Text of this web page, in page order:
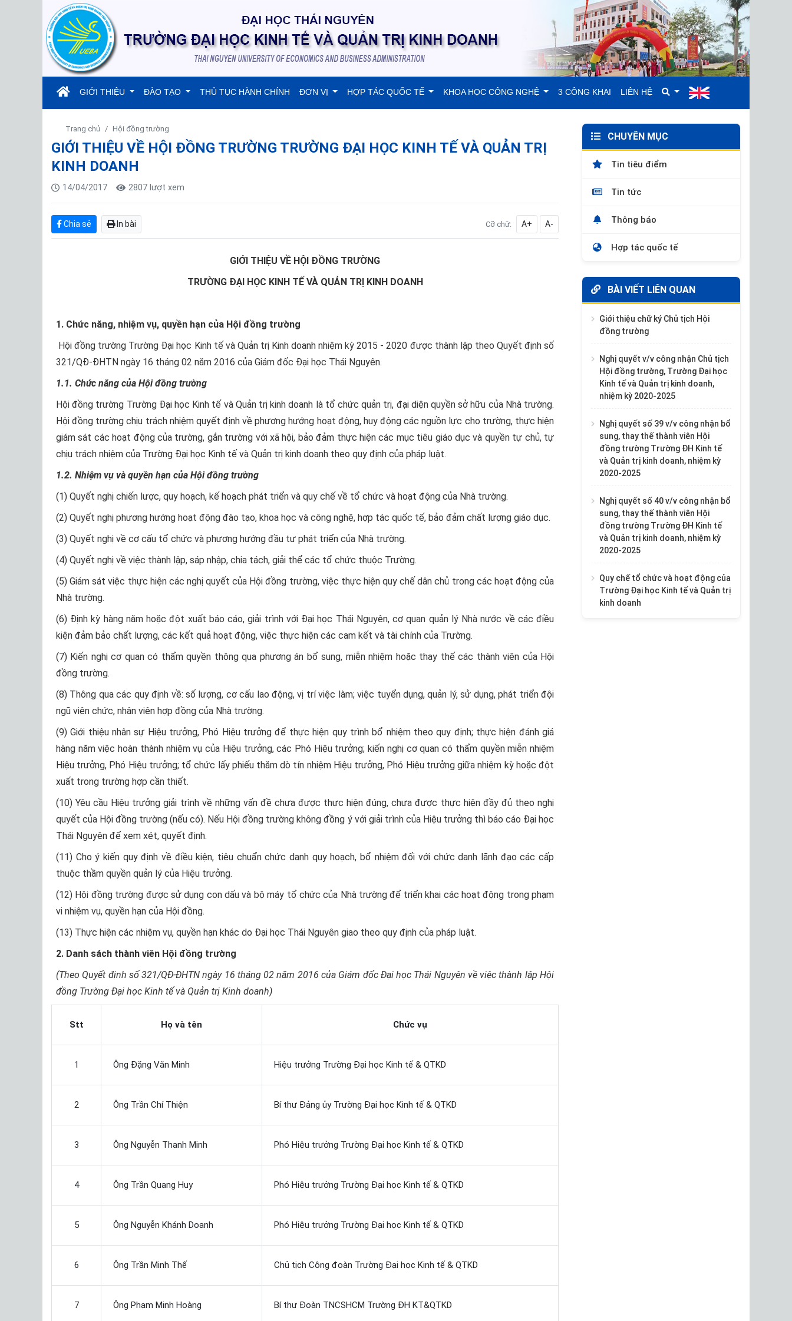
(current)
GIỚI THIỆU ĐÀO TẠO THỦ TỤC HÀNH CHÍNH ĐƠN VỊ HỢP TÁC QUỐC TẾ KHOA HỌC CÔNG NGHỆ 3 CÔNG KHAI LIÊN HỆ
Trang chủ Hội đồng trường
GIỚI THIỆU VỀ HỘI ĐỒNG TRƯỜNG TRƯỜNG ĐẠI HỌC KINH TẾ VÀ QUẢN TRỊ
KINH DOANH
14/04/2017 2807 lượt xem
Chia sẻ In bài Cỡ chữ: A+ A-
GIỚI THIỆU VỀ HỘI ĐỒNG TRƯỜNG
TRƯỜNG ĐẠI HỌC KINH TẾ VÀ QUẢN TRỊ KINH DOANH
1. Chức năng, nhiệm vụ, quyền hạn của Hội đồng trường
Hội đồng trường Trường Đại học Kinh tế và Quản trị Kinh doanh nhiệm kỳ 2015 - 2020 được thành lập theo Quyết định số
321/QĐ-ĐHTN ngày 16 tháng 02 năm 2016 của Giám đốc Đại học Thái Nguyên.
1.1. Chức năng của Hội đồng trường
Hội đồng trường Trường Đại học Kinh tế và Quản trị kinh doanh là tổ chức quản trị, đại diện quyền sở hữu của Nhà trường.
Hội đồng trường chịu trách nhiệm quyết định về phương hướng hoạt động, huy động các nguồn lực cho trường, thực hiện
giám sát các hoạt động của trường, gắn trường với xã hội, bảo đảm thực hiện các mục tiêu giáo dục và quyền tự chủ, tự
chịu trách nhiệm của Trường Đại học Kinh tế và Quản trị kinh doanh theo quy định của pháp luật.
1.2. Nhiệm vụ và quyền hạn của Hội đồng trường
(1) Quyết nghị chiến lược, quy hoạch, kế hoạch phát triển và quy chế về tổ chức và hoạt động của Nhà trường.
(2) Quyết nghị phương hướng hoạt động đào tạo, khoa học và công nghệ, hợp tác quốc tế, bảo đảm chất lượng giáo dục.
(3) Quyết nghị về cơ cấu tổ chức và phương hướng đầu tư phát triển của Nhà trường.
(4) Quyết nghị về việc thành lập, sáp nhập, chia tách, giải thể các tổ chức thuộc Trường.
(5) Giám sát việc thực hiện các nghị quyết của Hội đồng trường, việc thực hiện quy chế dân chủ trong các hoạt động của
Nhà trường.
(6) Định kỳ hàng năm hoặc đột xuất báo cáo, giải trình với Đại học Thái Nguyên, cơ quan quản lý Nhà nước về các điều
kiện đảm bảo chất lượng, các kết quả hoạt động, việc thực hiện các cam kết và tài chính của Trường.
(7) Kiến nghị cơ quan có thẩm quyền thông qua phương án bổ sung, miễn nhiệm hoặc thay thế các thành viên của Hội
đồng trường.
(8) Thông qua các quy định về: số lượng, cơ cấu lao động, vị trí việc làm; việc tuyển dụng, quản lý, sử dụng, phát triển đội
ngũ viên chức, nhân viên hợp đồng của Nhà trường.
(9) Giới thiệu nhân sự Hiệu trưởng, Phó Hiệu trưởng để thực hiện quy trình bổ nhiệm theo quy định; thực hiện đánh giá
hàng năm việc hoàn thành nhiệm vụ của Hiệu trưởng, các Phó Hiệu trưởng; kiến nghị cơ quan có thẩm quyền miễn nhiệm
Hiệu trưởng, Phó Hiệu trưởng; tổ chức lấy phiếu thăm dò tín nhiệm Hiệu trưởng, Phó Hiệu trưởng giữa nhiệm kỳ hoặc đột
xuất trong trường hợp cần thiết.
(10) Yêu cầu Hiệu trưởng giải trình về những vấn đề chưa được thực hiện đúng, chưa được thực hiện đầy đủ theo nghị
quyết của Hội đồng trường (nếu có). Nếu Hội đồng trường không đồng ý với giải trình của Hiệu trưởng thì báo cáo Đại học
Thái Nguyên để xem xét, quyết định.
(11) Cho ý kiến quy định về điều kiện, tiêu chuẩn chức danh quy hoạch, bổ nhiệm đối với chức danh lãnh đạo các cấp
thuộc thầm quyền quản lý của Hiệu trưởng.
(12) Hội đồng trường được sử dụng con dấu và bộ máy tổ chức của Nhà trường để triển khai các hoạt động trong phạm
vi nhiệm vụ, quyền hạn của Hội đồng.
(13) Thực hiện các nhiệm vụ, quyền hạn khác do Đại học Thái Nguyên giao theo quy định của pháp luật.
2. Danh sách thành viên Hội đồng trường
(Theo Quyết định số 321/QĐ-ĐHTN ngày 16 tháng 02 năm 2016 của Giám đốc Đại học Thái Nguyên về việc thành lập Hội
đồng Trường Đại học Kinh tế và Quản trị Kinh doanh)
Stt Họ và tên Chức vụ
1 Ông Đặng Văn Minh Hiệu trưởng Trường Đại học Kinh tế & QTKD
2 Ông Trần Chí Thiện Bí thư Đảng ủy Trường Đại học Kinh tế & QTKD
3 Ông Nguyễn Thanh Minh Phó Hiệu trưởng Trường Đại học Kinh tế & QTKD
4 Ông Trần Quang Huy Phó Hiệu trưởng Trường Đại học Kinh tế & QTKD
5 Ông Nguyễn Khánh Doanh Phó Hiệu trưởng Trường Đại học Kinh tế & QTKD
6 Ông Trần Minh Thế Chủ tịch Công đoàn Trường Đại học Kinh tế & QTKD
7 Ông Phạm Minh Hoàng Bí thư Đoàn TNCSHCM Trường ĐH KT&QTKD
CHUYÊN MỤC
Tin tiêu điểm
Tin tức
Thông báo
Hợp tác quốc tế
BÀI VIẾT LIÊN QUAN
Giới thiệu chữ ký Chủ tịch Hội
đồng trường
Nghị quyết v/v công nhận Chủ tịch
Hội đồng trường, Trường Đại học
Kinh tế và Quản trị kinh doanh,
nhiệm kỳ 2020-2025
Nghị quyết số 39 v/v công nhận bổ
sung, thay thế thành viên Hội
đồng trường Trường ĐH Kinh tế
và Quản trị kinh doanh, nhiệm kỳ
2020-2025
Nghị quyết số 40 v/v công nhận bổ
sung, thay thế thành viên Hội
đồng trường Trường ĐH Kinh tế
và Quản trị kinh doanh, nhiệm kỳ
2020-2025
Quy chế tổ chức và hoạt động của
Trường Đại học Kinh tế và Quản trị
kinh doanh